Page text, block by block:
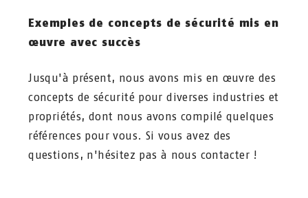
Exemples de concepts de sécurité mis en
œuvre avec succès
Jusqu'à présent, nous avons mis en œuvre des
concepts de sécurité pour diverses industries et
propriétés, dont nous avons compilé quelques
références pour vous. Si vous avez des
questions, n'hésitez pas à nous contacter !